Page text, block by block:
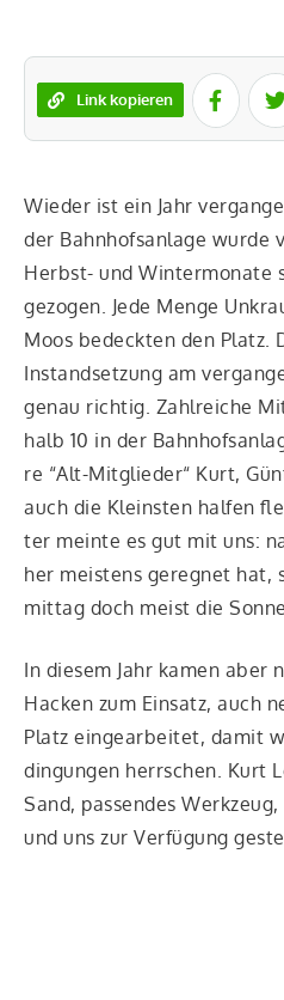
Link kopieren
Wie­der ist ein Jahr
der Bahn­hofs­an­la­ge wur­de
Herbst- und Win­ter­mo­na­te
gezo­gen. Jede Men­ge
Moos bedeck­ten den Platz.
Instand­set­zung am
genau rich­tig. Zahl­rei­che
halb 10 in der
re “Alt-Mit­glie­der“ Kurt,
auch die Kleins­ten hal­fen
ter mein­te es gut mit uns:
her meis­tens gereg­net hat,
mit­tag doch meist die Sonne.
In die­sem Jahr kamen aber
Hacken zum Ein­satz, auch
Platz ein­ge­ar­bei­tet, damit
din­gun­gen herr­schen. Kurt
Sand, pas­sen­des
und uns zur Ver­fü­gung